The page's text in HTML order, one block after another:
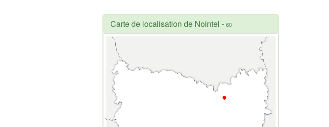
Carte de localisation de Nointel - 60